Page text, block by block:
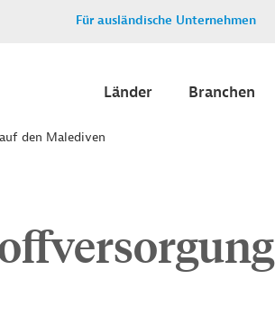
Für ausländische Unternehmen
Länder Branchen
den Malediven